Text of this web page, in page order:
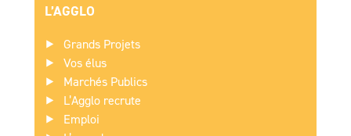
L’AGGLO
Grands Projets
Vos élus
Marchés Publics
L’Agglo recrute
Emploi